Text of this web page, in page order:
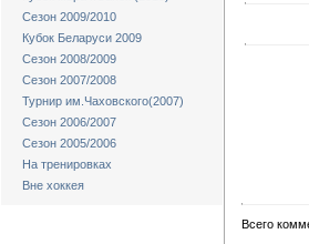
Сезон 2009/2010
Кубок Беларуси 2009
Сезон 2008/2009
Сезон 2007/2008
Турнир им.Чаховского(2007)
Сезон 2006/2007
Сезон 2005/2006
На тренировках
Вне хоккея
Всего